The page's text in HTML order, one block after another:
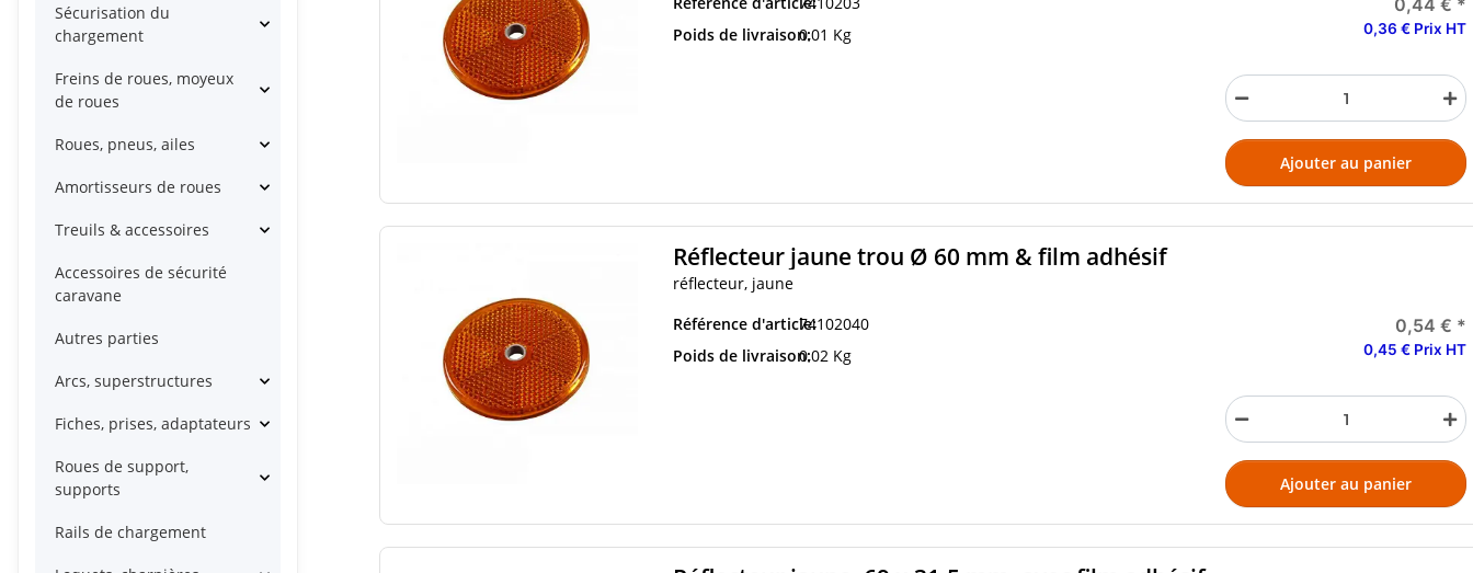
Poids de livraison:0,01 Kg
0,44 € *
0,36 € Prix HT
Ajouter au panier
Réflecteur jaune trou Ø 60 mm & film adhésif
réflecteur, jaune
Référence d'article:74102040
Poids de livraison:0,02 Kg
0,54 € *
0,45 € Prix HT
Ajouter au panier
Sécurisation du
chargement
Freins de roues, moyeux
de roues
Roues, pneus, ailes
Amortisseurs de roues
Treuils & accessoires
Accessoires de sécurité
caravane
Autres parties
Arcs, superstructures
Fiches, prises, adaptateurs
Roues de support,
supports
Rails de chargement